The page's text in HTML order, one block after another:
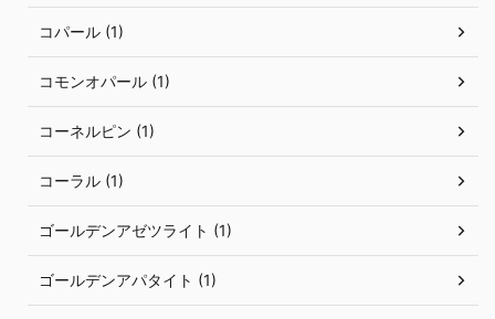
コパール (1)
コモンオパール (1)
コーネルピン (1)
コーラル (1)
ゴールデンアゼツライト (1)
ゴールデンアパタイト (1)